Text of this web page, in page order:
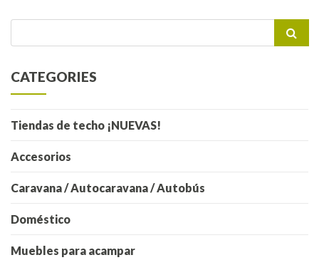
por:
CATEGORIES
Tiendas de techo ¡NUEVAS!
Accesorios
Caravana / Autocaravana / Autobús
Doméstico
Muebles para acampar